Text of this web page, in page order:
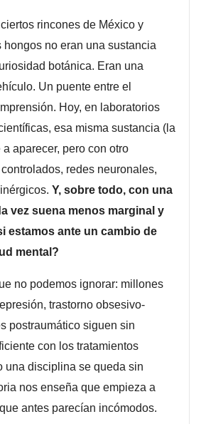
rincones de México y
hongos no eran una sustancia
botánica. Eran una
Un puente entre el
Hoy, en laboratorios
esa misma sustancia (la
aparecer, pero con otro
redes neuronales,
Y, sobre todo, con una
vez suena menos marginal y
estamos ante un cambio de
mental?
no podemos ignorar: millones
trastorno obsesivo-
postraumático siguen sin
con los tratamientos
una disciplina se queda sin
nos enseña que empieza a
antes parecían incómodos.